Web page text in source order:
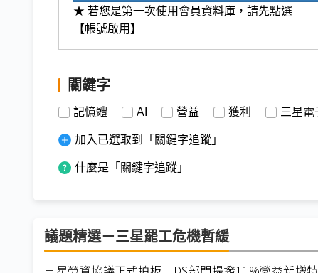
★ 若您是第一次使用會員資料庫，請先點選
【帳號啟用】
關鍵字
記憶體 AI 營益 獲利 三星電
加入已選取到「關鍵字追蹤」
什麼是「關鍵字追蹤」
議題精選－三星罷工危機暫緩